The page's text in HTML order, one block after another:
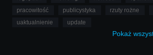
pracowitość
publicystyka rzuty rożne
uaktualnienie
update
Pokaż